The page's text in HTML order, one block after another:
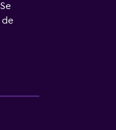
de